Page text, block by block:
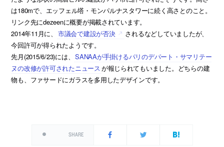
は180mで、エッフェル塔・モンパルナスタワーに続く高さとのこと。
リンク先にdezeenに概要が掲載されています。
2014年11月に、
市議会で建設が否決
されるなどしていましたが、
今回許可が得られたようです。
先月(2015/6/23)には、 SANAAが手掛けるパリのデパート・サマリテー
ヌの改修が許可されたニュースが報じられてもいました。どちらの建
物も、ファサードにガラスを多用したデザインです。
SHARE